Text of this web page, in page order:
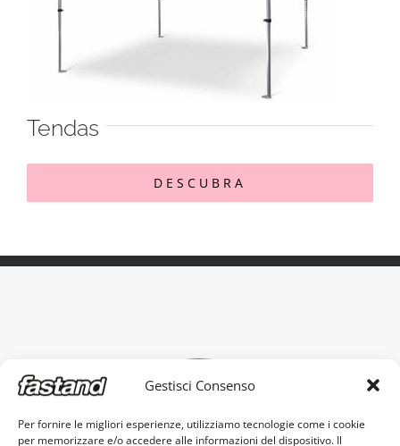
Gestisci Consenso
Per fornire le migliori esperienze, utilizziamo tecnologie come i cookie
per memorizzare e/o accedere alle informazioni del dispositivo. Il
Tendas
DESCUBRA